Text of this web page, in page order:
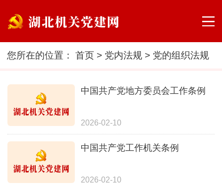
您所在的位置：首页 > 党内法规 > 党的组织法规
中国共产党地方委员会工作条例
2026-02-10
中国共产党工作机关条例
2026-02-10